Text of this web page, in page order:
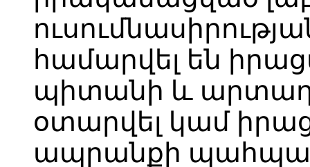
համարվել են
պիտանի և
օտարվել կամ
ապրանքի